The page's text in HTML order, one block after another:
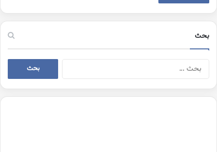
بحث
البحث